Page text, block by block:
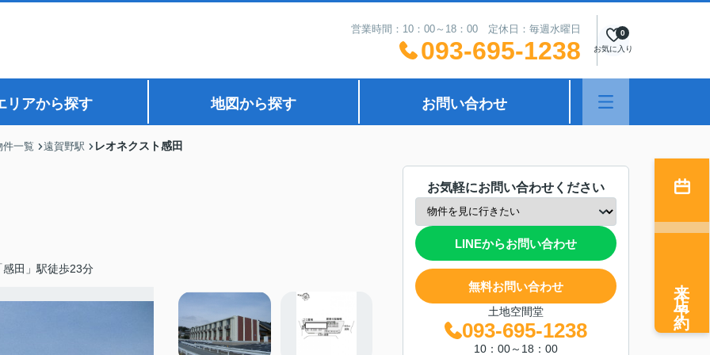
営業時間：10：00～18：00 定休日：毎週水曜日
093-695-1238 お気に入り
0
リアから探す 地図から探す お問い合わせ
件一覧 遠賀野駅 レオネクスト感田
田」駅徒歩23分
お気軽にお問い合わせください
LINEからお問い合わせ
無料お問い合わせ
土地空間堂
093-695-1238
10：00～18：00
来店予約